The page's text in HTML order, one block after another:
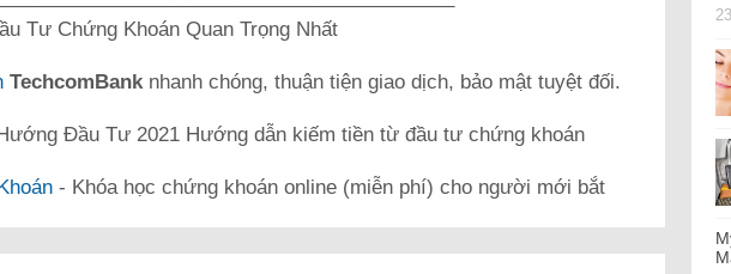
Tư Chứng Khoán Quan Trọng Nhất
TechcomBank nhanh chóng, thuận tiện giao dịch, bảo mật tuyệt đối.
Đầu Tư 2021 Hướng dẫn kiếm tiền từ đầu tư chứng khoán
- Khóa học chứng khoán online (miễn phí) cho người mới bắt